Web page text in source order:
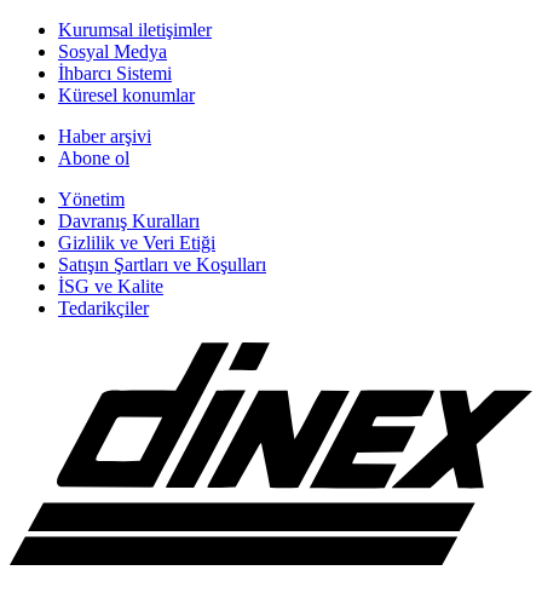
Kurumsal iletişimler
Sosyal Medya
İhbarcı Sistemi
Küresel konumlar
Haber arşivi
Abone ol
Yönetim
Davranış Kuralları
Gizlilik ve Veri Etiği
Satışın Şartları ve Koşulları
İSG ve Kalite
Tedarikçiler